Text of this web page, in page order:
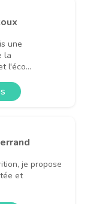
une
la
l'éco...
je propose
et